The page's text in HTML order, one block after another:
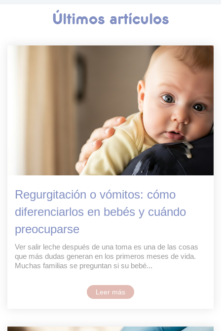
Últimos artículos
Regurgitación o vómitos: cómo
diferenciarlos en bebés y cuándo
preocuparse
Ver salir leche después de una toma es una de las cosas
que más dudas generan en los primeros meses de vida.
Muchas familias se preguntan si su bebé...
Leer más